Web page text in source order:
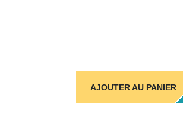
AJOUTER AU PANIER